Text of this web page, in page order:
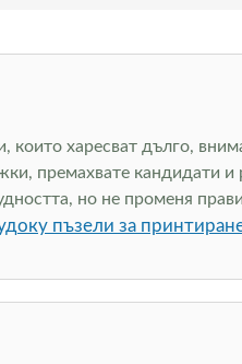
харесват дълго,
премахвате кандидати и
но не променя
пъзели за